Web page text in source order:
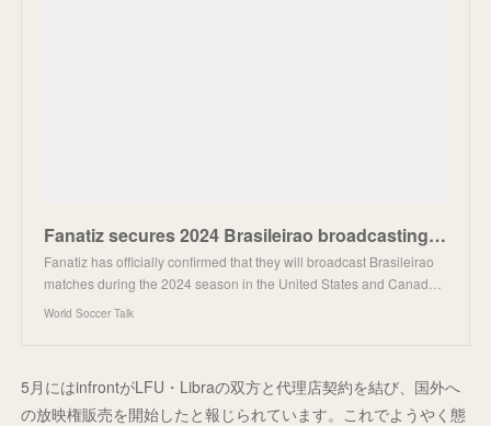
Fanatiz secures 2024 Brasileirao broadcasting rights deal
Fanatiz has officially confirmed that they will broadcast Brasileirao
matches during the 2024 season in the United States and Canad…
World Soccer Talk
5月にはinfrontがLFU・Libraの双方と代理店契約を結び、国外へ
の放映権販売を開始したと報じられています。これでようやく態